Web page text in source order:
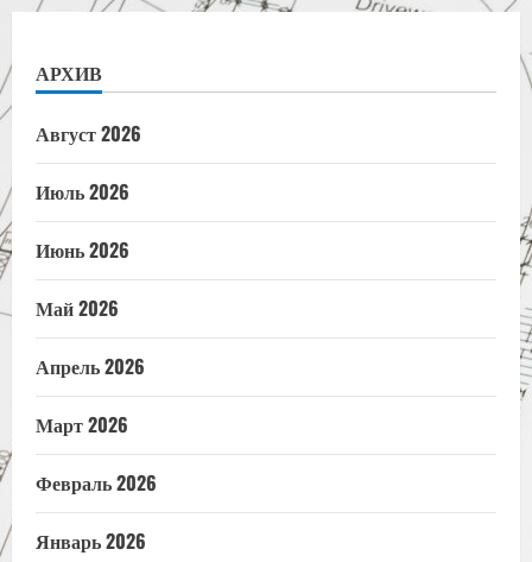
АРХИВ
Август 2026
Июль 2026
Июнь 2026
Май 2026
Апрель 2026
Март 2026
Февраль 2026
Январь 2026